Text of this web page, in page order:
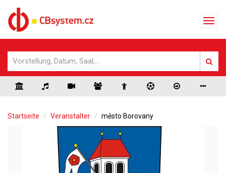
Startseite Veranstalter město Borovany